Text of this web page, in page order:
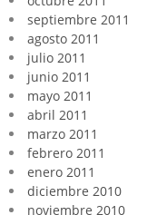
septiembre 2011
agosto 2011
julio 2011
junio 2011
mayo 2011
abril 2011
marzo 2011
febrero 2011
enero 2011
diciembre 2010
noviembre 2010